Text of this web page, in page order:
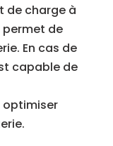
de charge à
de
En cas de
capable de
optimiser